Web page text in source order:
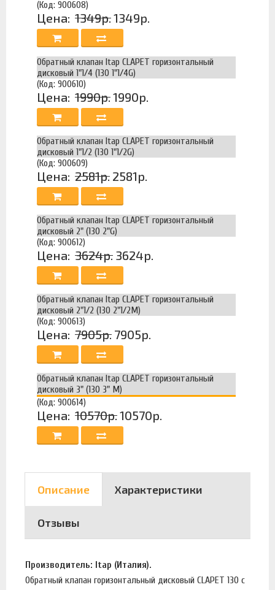
(Код: 900608)
Цена: 1349р.1349р.
Обратный клапан Itap CLAPET горизонтальный
дисковый 1"1/4 (130 1"1/4G)
(Код: 900610)
Цена: 1990р.1990р.
Обратный клапан Itap CLAPET горизонтальный
дисковый 1"1/2 (130 1"1/2G)
(Код: 900609)
Цена: 2581р. 2581р.
Обратный клапан Itap CLAPET горизонтальный
дисковый 2" (130 2"G)
(Код: 900612)
Цена: 3624р. 3624р.
Обратный клапан Itap CLAPET горизонтальный
дисковый 2"1/2 (130 2"1/2M)
(Код: 900613)
Цена: 7905р. 7905р.
Обратный клапан Itap CLAPET горизонтальный
дисковый 3" (130 3" M)
(Код: 900614)
Цена: 10570р.10570р.
Описание Характеристики
Отзывы
Производитель: Itap (Италия).
Обратный клапан горизонтальный дисковый CLAPET 130 с